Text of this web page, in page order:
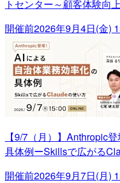
トセンター～顧客体験向
開催前2026年9月4日(金)
【9/7（月）】Anthropic
具体例ーSkillsで広がる
開催前2026年9月7日(月)